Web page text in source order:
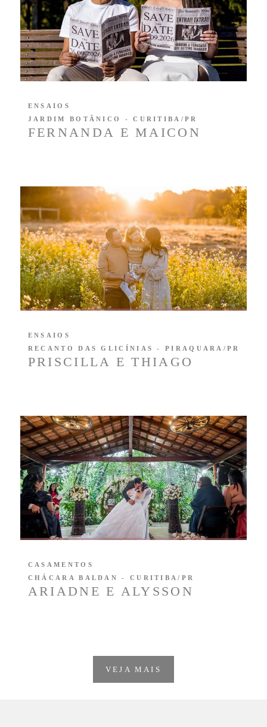
FERNANDA E MAICON
ENSAIOS
JARDIM BOTÂNICO - CURITIBA/PR
PRISCILLA E THIAGO
ENSAIOS
RECANTO DAS GLICÍNIAS - PIRAQUARA/PR
ARIADNE E ALYSSON
CASAMENTOS
CHÁCARA BALDAN - CURITIBA/PR
VEJA MAIS